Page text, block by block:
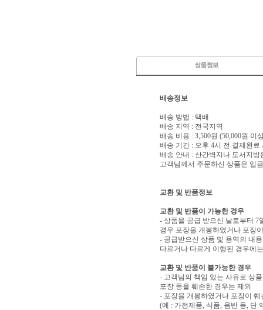
배송정보
배송 방법 : 택배
배송 지역 : 전국지역
배송 비용 : 3,500원 (50,000원 이
배송 기간 : 오후 4시 전 결제완료
배송 안내 : 산간벽지나 도서지
고객님께서 주문하신 상품은 입
교환 및 반품정보
교환 및 반품이 가능한 경우
- 상품을 공급 받으신 날로부터 7
경우 포장을 개봉하였거나 포장
- 공급받으신 상품 및 용역의 내
다르거나 다르게 이행된 경우에
교환 및 반품이 불가능한 경우
- 고객님의 책임 있는 사유로 상
포장 등을 훼손한 경우는 제외
- 포장을 개봉하였거나 포장이
(예 : 가전제품, 식품, 음반 등, 단